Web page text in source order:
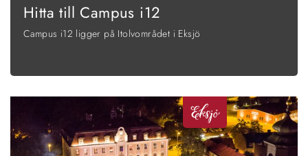
Hitta till Campus i12
Campus i12 ligger på Itolvområdet i Eksjö